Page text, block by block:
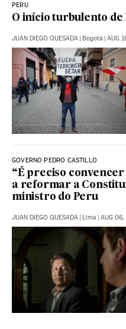
PERU
O início turbulento de
JUAN DIEGO QUESADA | Bogotá | AUG
GOVERNO PEDRO CASTILLO
“É preciso
a reformar a
ministro do Peru
JUAN DIEGO QUESADA | Lima | AUG